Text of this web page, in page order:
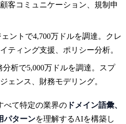
客コミュニケーション、規制申
ントで4,700万ドルを調達。クレ
ティング支援、ポリシー分析。
析で5,000万ドルを調達。スプ
ェンス、財務モデリング。
べて特定の業界の ドメイン語彙、
パターンを理解するAIを構築し